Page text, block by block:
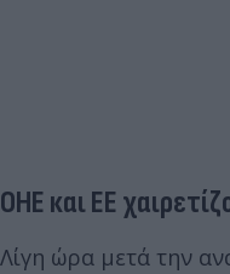
ΟΗΕ και ΕΕ
Λίγη ώρα μετά την